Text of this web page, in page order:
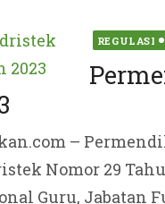
Posted
on
REGULASI
–
Nomor 29
Guru, Jabatan